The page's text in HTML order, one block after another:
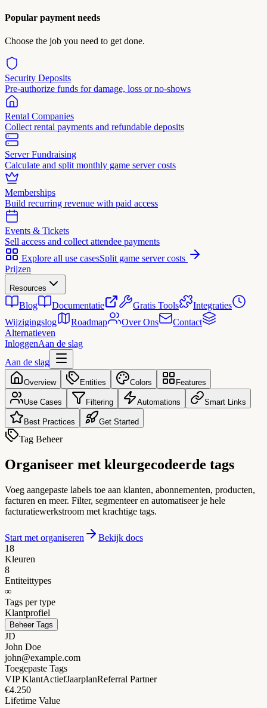
Popular payment needs
Choose the job you need to get done.
Security Deposits
Pre-authorize funds for damage, loss or no-shows
Rental Companies
Collect rental payments and refundable deposits
Server Fundraising
Calculate and split monthly game server costs
Memberships
Build recurring revenue with paid access
Events & Tickets
Sell access and collect attendee payments
Explore all use casesSplit game server costs
Prijzen
Resources
Blog Documentatie Gratis Tools
Integraties
Wijzigingslog
Roadmap Over Ons
Contact
Alternatieven
InloggenAan de slag
Aan de slag
Overview Entities Colors Features
Use Cases Filtering Automations Smart Links
Best Practices Get Started
Tag Beheer
Organiseer met kleurgecodeerde tags
Voeg aangepaste labels toe aan klanten, abonnementen, producten,
facturen en meer. Filter, segmenteer en automatiseer je hele
facturatiewerkstroom met krachtige tags.
Start met organiseren
Bekijk docs
18
Kleuren
8
Entiteittypes
∞
Tags per type
Klantprofiel
Beheer Tags
JD
John Doe
john@example.com
Toegepaste Tags
VIP KlantActiefJaarplanReferral Partner
€4.250
Lifetime Value